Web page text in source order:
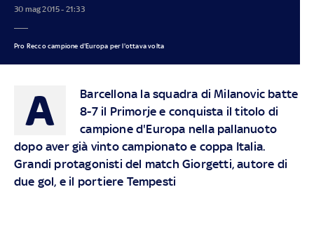
30 mag 2015 - 21:33
Pro Recco campione d'Europa per l'ottava volta
A
Barcellona la squadra di Milanovic batte
8-7 il Primorje e conquista il titolo di
campione d'Europa nella pallanuoto
dopo aver già vinto campionato e coppa Italia.
Grandi protagonisti del match Giorgetti, autore di
due gol, e il portiere Tempesti